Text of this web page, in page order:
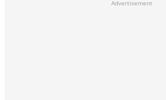
Advertisement